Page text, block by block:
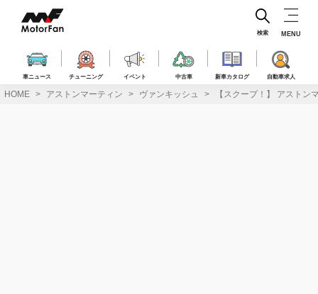
ス
車ニュース チューニング イベント 中古車 新車カタログ 自動車求人
検索 MENU
HOME アストンマーティン ヴァンキッシュ 【スクープ！】 アスト